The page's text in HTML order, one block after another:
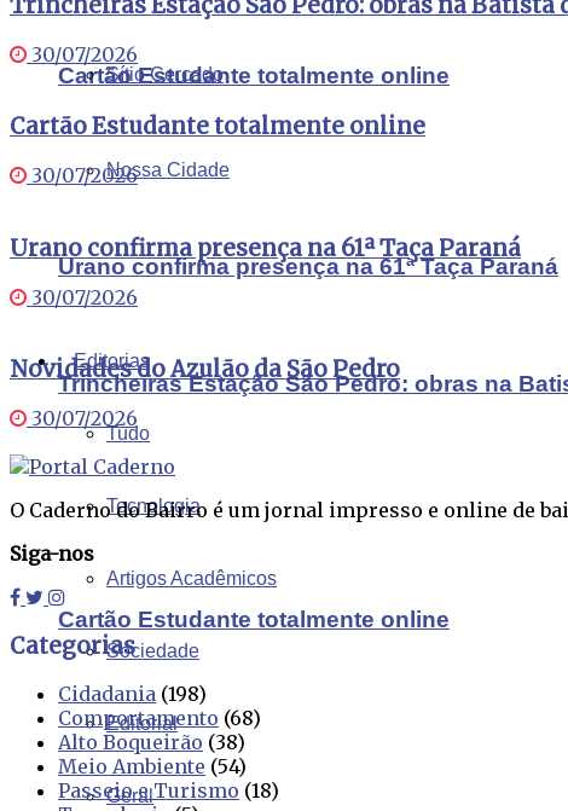
Cartão Estudante totalmente online
Urano confirma presença na 61ª Taça Paraná
Editorias
Tudo
Tecnologia
Artigos Acadêmicos
Sociedade
Editorial
Geral
Sítio Cercado
Nossa Cidade
Trincheiras Estação São Pedro: obras na
Cartão Estudante totalmente online
30/07/2026
Cartão Estudante totalmente online
30/07/2026
Urano confirma presença na 61ª Taça Paraná
30/07/2026
Novidades do Azulão da São Pedro
30/07/2026
O Caderno do Bairro é um jornal impresso e online de
Siga-nos
Categorias
Cidadania (198)
Comportamento (68)
Alto Boqueirão (38)
Meio Ambiente (54)
Passeio e Turismo (18)